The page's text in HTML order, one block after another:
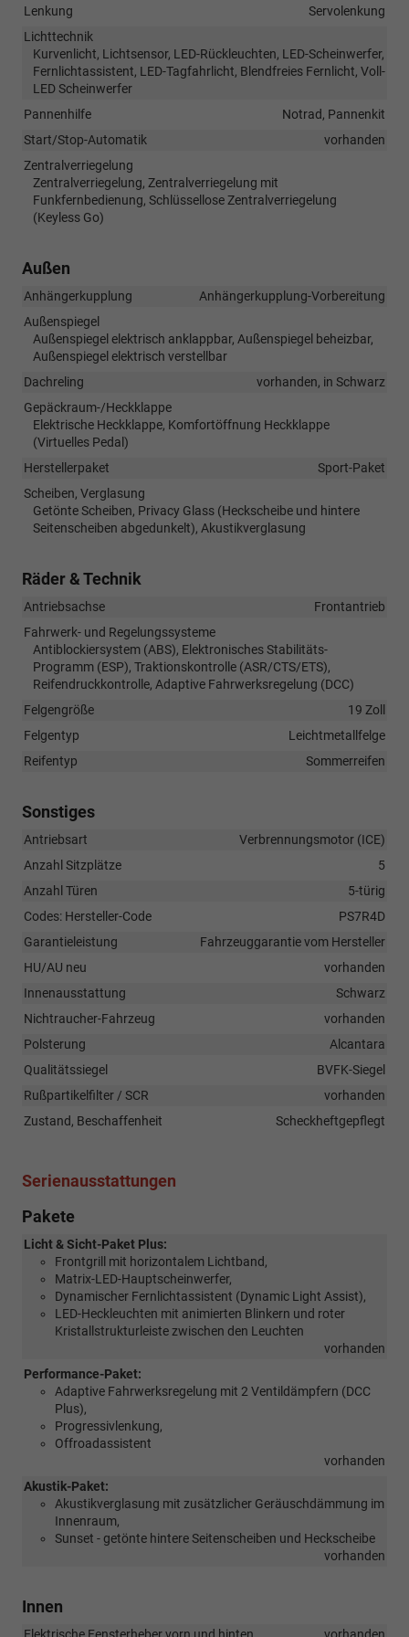
Lenkung
Servolenkung
Lichttechnik
Kurvenlicht, Lichtsensor, LED-Rückleuchten, LED-Scheinwerfer,
Fernlichtassistent, LED-Tagfahrlicht, Blendfreies Fernlicht, Voll-
LED Scheinwerfer
Pannenhilfe
Notrad, Pannenkit
Start/Stop-Automatik
vorhanden
Zentralverriegelung
Zentralverriegelung, Zentralverriegelung mit
Funkfernbedienung, Schlüssellose Zentralverriegelung
(Keyless Go)
Außen
Anhängerkupplung
Anhängerkupplung-Vorbereitung
Außenspiegel
Außenspiegel elektrisch anklappbar, Außenspiegel beheizbar,
Außenspiegel elektrisch verstellbar
Dachreling
vorhanden, in Schwarz
Gepäckraum-/Heckklappe
Elektrische Heckklappe, Komfortöffnung Heckklappe
(Virtuelles Pedal)
Herstellerpaket
Sport-Paket
Scheiben, Verglasung
Getönte Scheiben, Privacy Glass (Heckscheibe und hintere
Seitenscheiben abgedunkelt), Akustikverglasung
Räder & Technik
Antriebsachse
Frontantrieb
Fahrwerk- und Regelungssysteme
Antiblockiersystem (ABS), Elektronisches Stabilitäts-
Programm (ESP), Traktionskontrolle (ASR/CTS/ETS),
Reifendruckkontrolle, Adaptive Fahrwerksregelung (DCC)
Felgengröße
19 Zoll
Felgentyp
Leichtmetallfelge
Reifentyp
Sommerreifen
Sonstiges
Antriebsart
Verbrennungsmotor (ICE)
Anzahl Sitzplätze
5
Anzahl Türen
5-türig
Codes: Hersteller-Code
PS7R4D
Garantieleistung
Fahrzeuggarantie vom Hersteller
HU/AU neu
vorhanden
Innenausstattung
Schwarz
Nichtraucher-Fahrzeug
vorhanden
Polsterung
Alcantara
Qualitätssiegel
BVFK-Siegel
Rußpartikelfilter / SCR
vorhanden
Zustand, Beschaffenheit
Scheckheftgepflegt
Serienausstattungen
Pakete
Licht & Sicht-Paket Plus:
Frontgrill mit horizontalem Lichtband,
Matrix-LED-Hauptscheinwerfer,
Dynamischer Fernlichtassistent (Dynamic Light Assist),
LED-Heckleuchten mit animierten Blinkern und roter
Kristallstrukturleiste zwischen den Leuchten
vorhanden
Performance-Paket:
Adaptive Fahrwerksregelung mit 2 Ventildämpfern (DCC
Plus),
Progressivlenkung,
Offroadassistent
vorhanden
Akustik-Paket:
Akustikverglasung mit zusätzlicher Geräuschdämmung im
Innenraum,
Sunset - getönte hintere Seitenscheiben und Heckscheibe
vorhanden
Innen
Elektrische Fensterheber vorn und hinten
vorhanden